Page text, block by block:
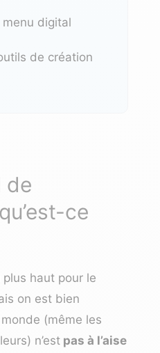
digital
de création
de
ce
haut pour le
on est bien
(même les
n’est pas à l’aise